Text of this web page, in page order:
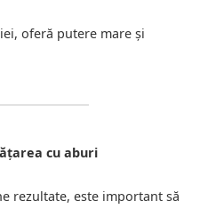
oferă putere mare și
cu aburi
rezultate, este important să